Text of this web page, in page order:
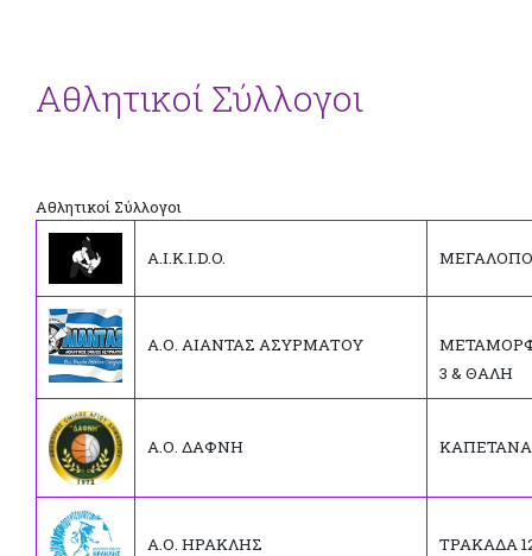
Αθλητικοί Σύλλογοι
Αθλητικοί Σύλλογοι
A.I.K.I.D.O.
Α.Ο. ΑΙΑΝΤΑΣ ΑΣΥΡΜΑΤΟΥ
3 & ΘΑΛΗ
Α.Ο. ΔΑΦΝΗ
Α.Ο. ΗΡΑΚΛΗΣ ΤΡΑΚΑΔΑ